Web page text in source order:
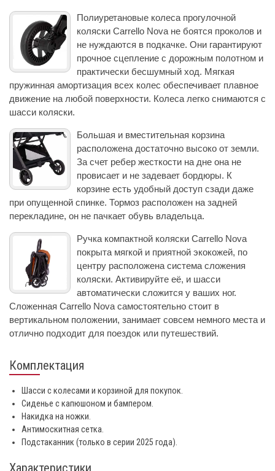
Полиуретановые колеса прогулочной
коляски Carrello Nova не боятся проколов и
не нуждаются в подкачке. Они гарантируют
прочное сцепление с дорожным полотном и
практически бесшумный ход. Мягкая
пружинная амортизация всех колес обеспечивает плавное
движение на любой поверхности. Колеса легко снимаются с
шасси коляски.
Большая и вместительная корзина
расположена достаточно высоко от земли.
За счет ребер жесткости на дне она не
провисает и не задевает бордюры. К
корзине есть удобный доступ сзади даже
при опущенной спинке. Тормоз расположен на задней
перекладине, он не пачкает обувь владельца.
Ручка компактной коляски Carrello Nova
покрыта мягкой и приятной экокожей, по
центру расположена система сложения
коляски. Активируйте её, и шасси
автоматически сложится у ваших ног.
Сложенная Carrello Nova самостоятельно стоит в
вертикальном положении, занимает совсем немного места и
отлично подходит для поездок или путешествий.
Комплектация
Шасси с колесами и корзиной для покупок.
Сиденье с капюшоном и бампером.
Накидка на ножки.
Антимоскитная сетка.
Подстаканник (только в серии 2025 года).
Характеристики